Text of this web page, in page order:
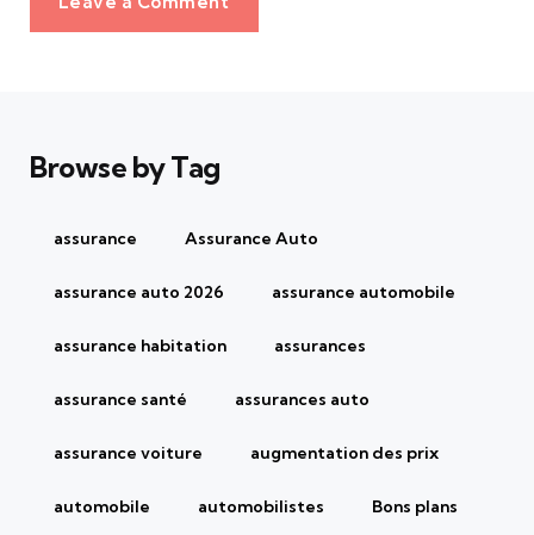
Browse by Tag
assurance Assurance Auto
assurance auto 2026 assurance automobile
assurance habitation assurances
assurance santé assurances auto
assurance voiture augmentation des prix
automobile automobilistes Bons plans